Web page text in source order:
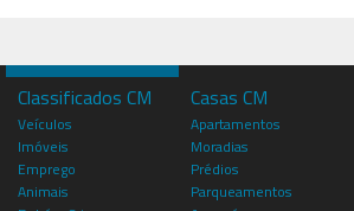
Classificados CM
Veículos
Imóveis
Emprego
Animais
Casas CM
Apartamentos
Moradias
Prédios
Parqueamentos